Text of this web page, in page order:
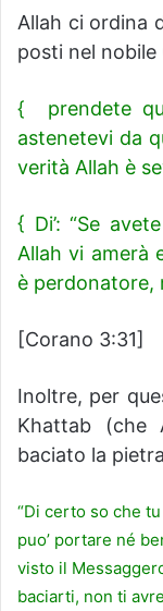
Allah ci ordina
posti nel nobile
{ prendete
astenetevi da
verità Allah è
{ Di’: “Se
Allah vi amerà
è perdonatore,
[Corano 3:31]
Inoltre, per
Khattab (che
baciato la
“Di certo so che
puo’ portare né
visto il
baciarti, non ti